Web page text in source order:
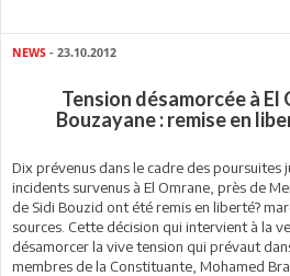
NEWS - 23.10.2012
Tension désamorcée à El
Bouzayane : remise en
Dix prévenus dans le cadre des poursuites
incidents survenus à El Omrane, près de
de Sidi Bouzid ont été remis en liberté?
sources. Cette décision qui intervient à la
désamorcer la vive tension qui prévaut
membres de la Constituante, Mohamed